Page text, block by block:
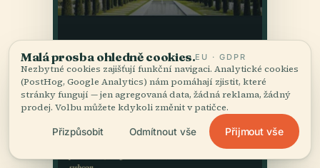
Malá prosba ohledně cookies.EU · GDPR
Nezbytné cookies zajišťují funkční navigaci. Analytické cookies
(PostHog, Google Analytics) nám pomáhají zjistit, které
stránky fungují — jen agregovaná data, žádná reklama, žádný
prodej. Volbu můžete kdykoli změnit v patičce.
Přizpůsobit Odmítnout vše Přijmout vše